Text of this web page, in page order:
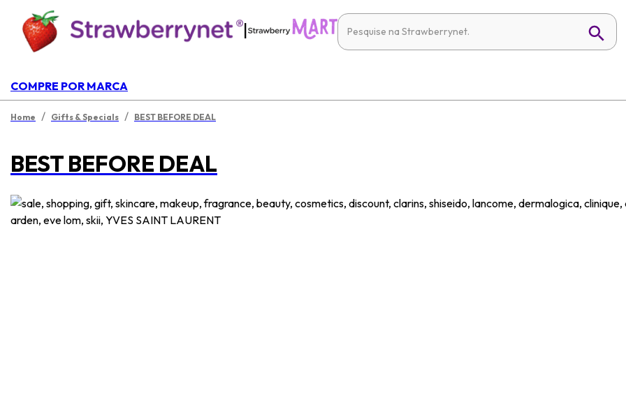
|
COMPRE POR MARCA
Home / Gifts & Specials / BEST BEFORE DEAL
BEST BEFORE DEAL